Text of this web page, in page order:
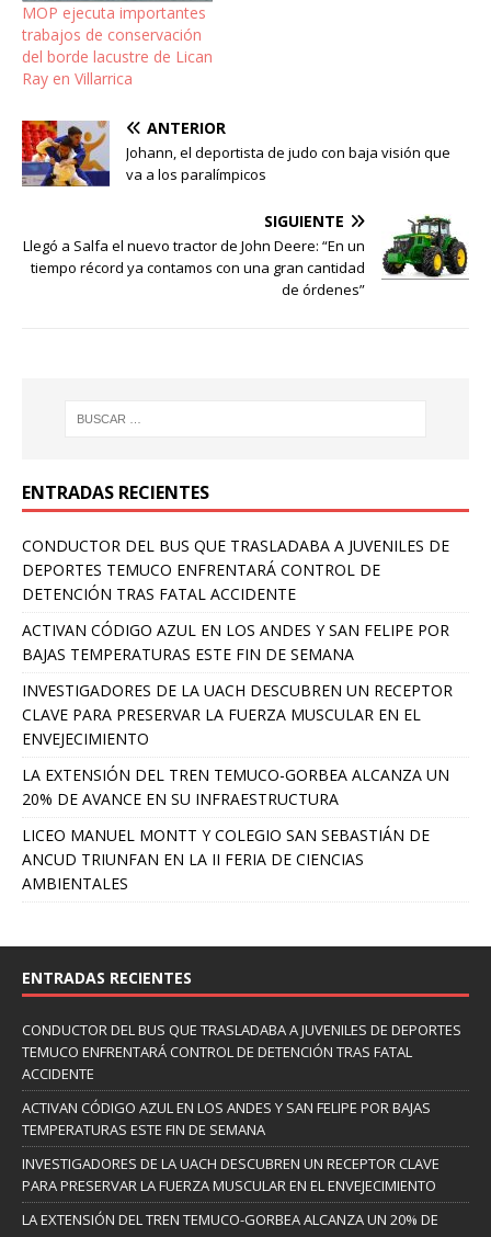
MOP ejecuta importantes
trabajos de conservación
del borde lacustre de Lican
Ray en Villarrica
ANTERIOR
Johann, el deportista de judo con baja visión que
va a los paralímpicos
SIGUIENTE
Llegó a Salfa el nuevo tractor de John Deere: “En un
tiempo récord ya contamos con una gran cantidad
de órdenes”
ENTRADAS RECIENTES
CONDUCTOR DEL BUS QUE TRASLADABA A JUVENILES DE
DEPORTES TEMUCO ENFRENTARÁ CONTROL DE
DETENCIÓN TRAS FATAL ACCIDENTE
ACTIVAN CÓDIGO AZUL EN LOS ANDES Y SAN FELIPE POR
BAJAS TEMPERATURAS ESTE FIN DE SEMANA
INVESTIGADORES DE LA UACH DESCUBREN UN RECEPTOR
CLAVE PARA PRESERVAR LA FUERZA MUSCULAR EN EL
ENVEJECIMIENTO
LA EXTENSIÓN DEL TREN TEMUCO-GORBEA ALCANZA UN
20% DE AVANCE EN SU INFRAESTRUCTURA
LICEO MANUEL MONTT Y COLEGIO SAN SEBASTIÁN DE
ANCUD TRIUNFAN EN LA II FERIA DE CIENCIAS
AMBIENTALES
ENTRADAS RECIENTES
CONDUCTOR DEL BUS QUE TRASLADABA A JUVENILES DE DEPORTES
TEMUCO ENFRENTARÁ CONTROL DE DETENCIÓN TRAS FATAL
ACCIDENTE
ACTIVAN CÓDIGO AZUL EN LOS ANDES Y SAN FELIPE POR BAJAS
TEMPERATURAS ESTE FIN DE SEMANA
INVESTIGADORES DE LA UACH DESCUBREN UN RECEPTOR CLAVE
PARA PRESERVAR LA FUERZA MUSCULAR EN EL ENVEJECIMIENTO
LA EXTENSIÓN DEL TREN TEMUCO-GORBEA ALCANZA UN 20% DE